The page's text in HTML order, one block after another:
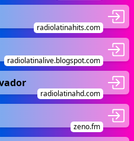
radiolatinahits.com
radiolatinalive.blogspot.com
radiolatinahd.com
zeno.fm